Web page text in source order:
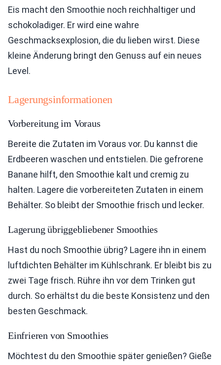
Eis macht den Smoothie noch reichhaltiger und
schokoladiger. Er wird eine wahre
Geschmacksexplosion, die du lieben wirst. Diese
kleine Änderung bringt den Genuss auf ein neues
Level.
Lagerungsinformationen
Vorbereitung im Voraus
Bereite die Zutaten im Voraus vor. Du kannst die
Erdbeeren waschen und entstielen. Die gefrorene
Banane hilft, den Smoothie kalt und cremig zu
halten. Lagere die vorbereiteten Zutaten in einem
Behälter. So bleibt der Smoothie frisch und lecker.
Lagerung übriggebliebener Smoothies
Hast du noch Smoothie übrig? Lagere ihn in einem
luftdichten Behälter im Kühlschrank. Er bleibt bis zu
zwei Tage frisch. Rühre ihn vor dem Trinken gut
durch. So erhältst du die beste Konsistenz und den
besten Geschmack.
Einfrieren von Smoothies
Möchtest du den Smoothie später genießen? Gieße